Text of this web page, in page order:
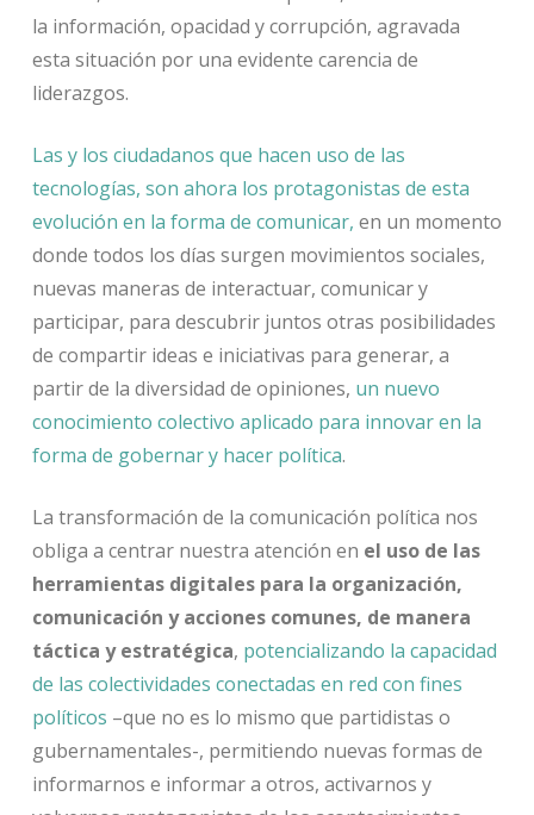
la información, opacidad y corrupción, agravada
esta situación por una evidente carencia de
liderazgos.
Las y los ciudadanos que hacen uso de las
tecnologías, son ahora los protagonistas de esta
evolución en la forma de comunicar, en un momento
donde todos los días surgen movimientos sociales,
nuevas maneras de interactuar, comunicar y
participar, para descubrir juntos otras posibilidades
de compartir ideas e iniciativas para generar, a
partir de la diversidad de opiniones, un nuevo
conocimiento colectivo aplicado para innovar en la
forma de gobernar y hacer política.
La transformación de la comunicación política nos
obliga a centrar nuestra atención en el uso de las
herramientas digitales para la organización,
comunicación y acciones comunes, de manera
táctica y estratégica, potencializando la capacidad
de las colectividades conectadas en red con fines
políticos –que no es lo mismo que partidistas o
gubernamentales-, permitiendo nuevas formas de
informarnos e informar a otros, activarnos y